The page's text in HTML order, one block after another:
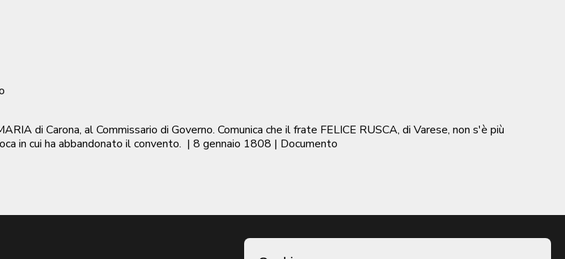
di Carona, al Commissario di Governo. Comunica che il frate FELICE RUSCA, di Varese, non s'è più
in cui ha abbandonato il convento. | 8 gennaio 1808 | Documento